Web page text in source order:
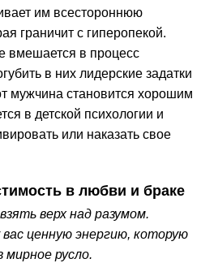
им всестороннюю
граничит с гиперопекой.
вмешается в процесс
в них лидерские задатки
мужчина становится хорошим
в детской психологии и
или наказать свое
в любви и браке
верх над разумом.
ценную энергию, которую
русло.